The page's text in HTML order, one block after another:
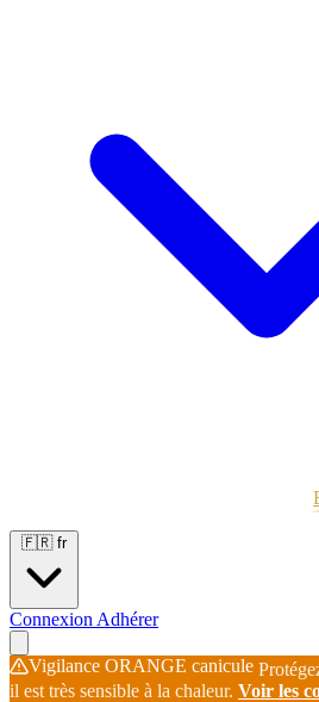
🇫🇷 fr
Connexion Adhérer
Vigilance ORANGE canicule
il est très sensible à la chaleur. Voir les